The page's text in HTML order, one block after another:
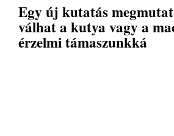
Egy új kutatás
válhat a kutya vagy a
érzelmi támaszunkká